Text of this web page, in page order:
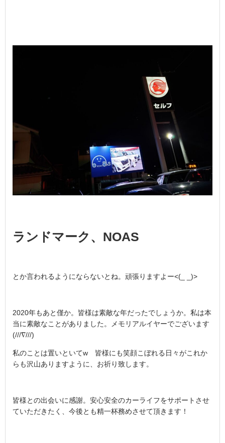
ランドマーク、NOAS
とか言われるようにならないとね。頑張りますよー<(_ _)>
2020年もあと僅か。皆様は素敵な年だったでしょうか。私は本
当に素敵なことがありました。メモリアルイヤーでございます
(///∇///)
私のことは置いといてw 皆様にも笑顔こぼれる日々がこれか
らも沢山ありますように、お祈り致します。
皆様との出会いに感謝。安心安全のカーライフをサポートさせ
ていただきたく、今後とも精一杯務めさせて頂きます！